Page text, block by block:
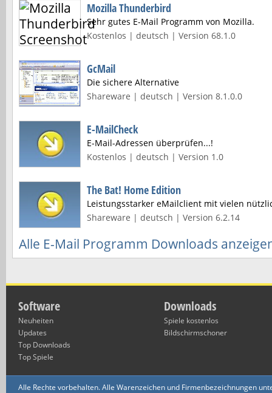
Mozilla Thunderbird
Sehr gutes E-Mail Programm von Mozilla.
Kostenlos | deutsch | Version 68.1.0
GcMail
Die sichere Alternative
Shareware | deutsch | Version 8.1.0.0
E-MailCheck
E-Mail-Adressen überprüfen...!
Kostenlos | deutsch | Version 1.0
The Bat! Home Edition
Leistungsstarker eMailclient mit vielen
Shareware | deutsch | Version 6.2.14
Alle E-Mail Programm Downloads
Software
Neuheiten
Updates
Top Downloads
Top Spiele
Downloads
Spiele kostenlos
Bildschirmschoner
Alle Rechte vorbehalten. Alle Warenzeichen und Firmenbezeichnungen